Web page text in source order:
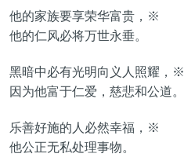
他的家族要享荣华富贵，※
他的仁风必将万世永垂。
黑暗中必有光明向义人照耀，※
因为他富于仁爱，慈悲和公道。
乐善好施的人必然幸福，※
他公正无私处理事物。